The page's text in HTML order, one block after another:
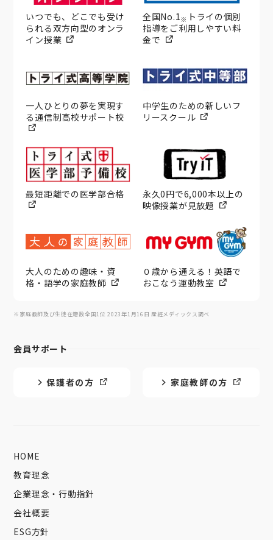
いつでも、どこでも受け
られる双方向型のオンラ
イン授業
全国No.1※ トライの個別
指導をご利用しやすい料
金で
一人ひとりの夢を実現す
る通信制高校サポート校
中学生のための新しいフ
リースクール
最短距離での医学部合格
永久0円で6,000本以上の
映像授業が見放題
大人のための趣味・資
格・語学の家庭教師
０歳から通える！英語で
おこなう運動教室
※家庭教師及び生徒在籍数全国1位 2023年1月16日 産經メディックス調べ
会員サポート
保護者の方 家庭教師の方
HOME
教育理念
企業理念・行動指針
会社概要
ESG方針